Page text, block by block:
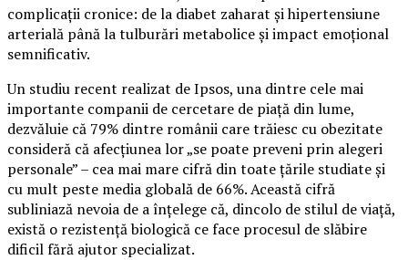
complicații cronice: de la diabet zaharat și hipertensiune
arterială până la tulburări metabolice și impact emoțional
semnificativ.
Un studiu recent realizat de Ipsos, una dintre cele mai
importante companii de cercetare de piață din lume,
dezvăluie că 79% dintre românii care trăiesc cu obezitate
consideră că afecțiunea lor „se poate preveni prin alegeri
personale” – cea mai mare cifră din toate țările studiate și
cu mult peste media globală de 66%. Această cifră
subliniază nevoia de a înțelege că, dincolo de stilul de viață,
există o rezistență biologică ce face procesul de slăbire
dificil fără ajutor specializat.